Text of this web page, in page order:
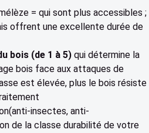
= qui sont plus accessibles ;
offrent une excellente durée de
bois (de 1 à 5) qui détermine la
bois face aux attaques de
est élevée, plus le bois résiste
insectes, anti-
de la classe durabilité de votre